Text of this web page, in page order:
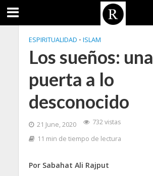
ESPIRITUALIDAD • ISLAM
Los sueños: una
puerta a lo
desconocido
21 June, 2020
732 vistas
11 min de tiempo de lectura
Por Sabahat Ali Rajput